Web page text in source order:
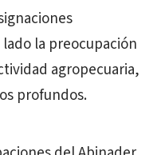
la preocupación
agropecuaria,
profundos.